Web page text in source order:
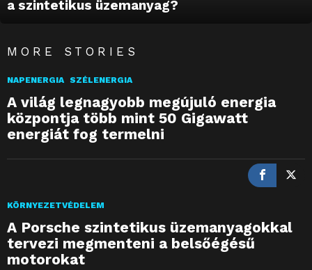
a szintetikus üzemanyag?
MORE STORIES
NAPENERGIA SZÉLENERGIA
A világ legnagyobb megújuló energia
központja több mint 50 Gigawatt
energiát fog termelni
KÖRNYEZETVÉDELEM
A Porsche szintetikus üzemanyagokkal
tervezi megmenteni a belsőégésű
motorokat